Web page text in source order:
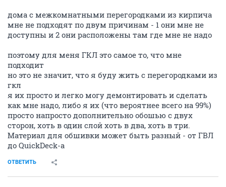
дома с межкомнатными перегородками из кирпича
мне не подходят по двум причинам - 1 они мне не
доступны и 2 они расположены там где мне не надо
поэтому для меня ГКЛ это самое то, что мне
подходит
но это не значит, что я буду жить с перегородками из
гкл
я их просто и легко могу демонтировать и сделать
как мне надо, либо я их (что вероятнее всего на 99%)
просто напросто дополнительно обошью с двух
сторон, хоть в один слой хоть в два, хоть в три.
Материал для обшивки может быть разный - от ГВЛ
до QuickDeck-a
ОТВЕТИТЬ